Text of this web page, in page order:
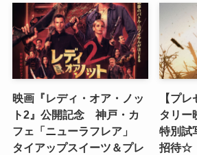
映画『レディ・オア・ノッ
ト2』公開記念 神戸・カ
フェ「ニューラフレア」
タイアップスイーツ＆プレ
【プ
タリー
特別試
招待☆